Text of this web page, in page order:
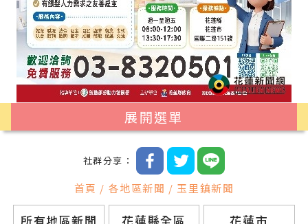
展開選單
首頁 / 各地區新聞 / 玉里鎮新聞
社群分享：
所有地區新聞 花蓮縣全區 花蓮市